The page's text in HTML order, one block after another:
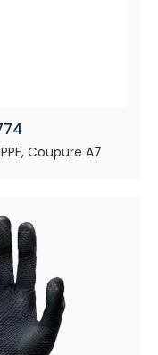
Coupure A7